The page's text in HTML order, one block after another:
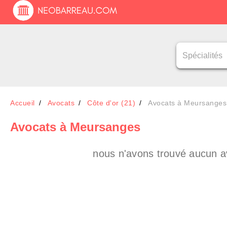
Accueil Avocats Côte d'or (21) Avocats à Meursanges
Avocats à Meursanges
nous n'avons trouvé aucun